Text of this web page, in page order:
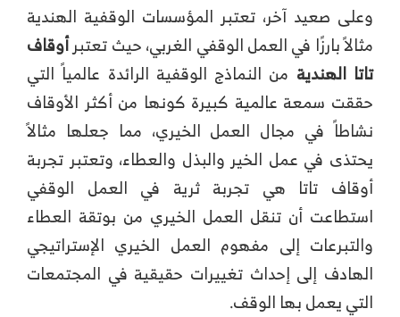
وعلى صعيد آخر، تعتبر المؤسسات الوقفية الهندية
مثالاً بارزًا في العمل الوقفي الغربي، حيث تعتبرأوقاف
تاتا الهندية من النماذج الوقفية الرائدة عالمياً التي
حققت سمعة عالمية كبيرة كونها من أكثر الأوقاف
نشاطاً في مجال العمل الخيري، مما جعلها مثالاً
يحتذى في عمل الخير والبذل والعطاء، وتعتبر تجربة
أوقاف تاتا هي تجربة ثرية في العمل الوقفي
استطاعت أن تنقل العمل الخيري من بوتقة العطاء
والتبرعات إلى مفهوم العمل الخيري الإستراتيجي
الهادف إلى إحداث تغييرات حقيقية في المجتمعات
التي يعمل بها الوقف.